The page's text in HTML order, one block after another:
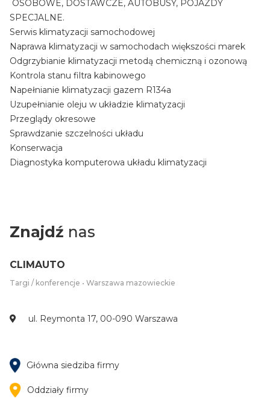
OSOBOWE, DOSTAWCZE, AUTOBUSY, POJAZDY
SPECJALNE.
Serwis klimatyzacji samochodowej
Naprawa klimatyzacji w samochodach większości marek
Odgrzybianie klimatyzacji metodą chemiczną i ozonową
Kontrola stanu filtra kabinowego
Napełnianie klimatyzacji gazem R134a
Uzupełnianie oleju w układzie klimatyzacji
Przeglądy okresowe
Sprawdzanie szczelności układu
Konserwacja
Diagnostyka komputerowa układu klimatyzacji
Znajdź nas
CLIMAUTO
Targi / konferencje • Warszawa mazowieckie
ul. Reymonta 17, 00-090 Warszawa
Główna siedziba firmy
Oddziały firmy